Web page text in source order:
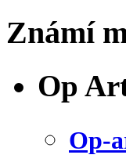
Známí
Op
Op-